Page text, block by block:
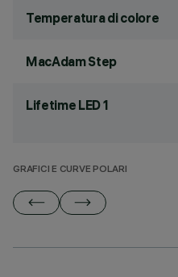
Temperatura di colore
MacAdam Step
Lifetime LED 1
GRAFICI E CURVE POLARI